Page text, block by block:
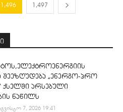
1,496 1,497
შეეზღუდება „ენერგო-პრო
ქსელში არსებული
ნაწილს
7, 2026 19:41